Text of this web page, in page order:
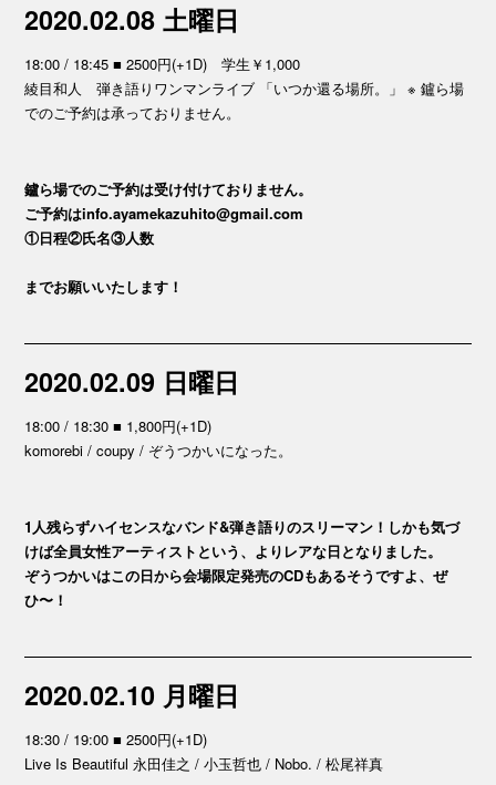
2020.02.08 土曜日
18:00 / 18:45 ■ 2500円(+1D) 学生￥1,000
綾目和人 弾き語りワンマンライブ 「いつか還る場所。」 ※ 鑪ら場
でのご予約は承っておりません。
鑪ら場でのご予約は受け付けておりません。
ご予約はinfo.ayamekazuhito@gmail.com
①日程②氏名③人数
までお願いいたします！
2020.02.09 日曜日
18:00 / 18:30 ■ 1,800円(+1D)
komorebi / coupy / ぞうつかいになった。
1人残らずハイセンスなバンド&弾き語りのスリーマン！しかも気づ
けば全員女性アーティストという、よりレアな日となりました。
ぞうつかいはこの日から会場限定発売のCDもあるそうですよ、ぜ
ひ〜！
2020.02.10 月曜日
18:30 / 19:00 ■ 2500円(+1D)
Live Is Beautiful 永田佳之 / 小玉哲也 / Nobo. / 松尾祥真